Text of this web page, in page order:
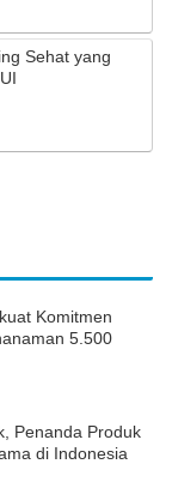
Sehat yang
Komitmen
5.500
Penanda Produk
di Indonesia